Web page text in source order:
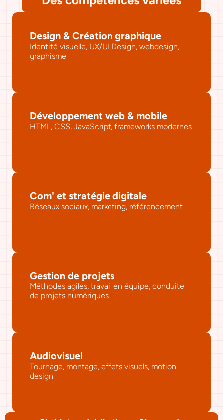
Design & Création graphique
Identité visuelle, UX/UI Design, webdesign,
graphisme
Développement web & mobile
HTML, CSS, JavaScript, frameworks modernes
Com' et stratégie digitale
Réseaux sociaux, marketing, référencement
Gestion de projets
Méthodes agiles, travail en équipe, conduite
de projets numériques
Audiovisuel
Tournage, montage, effets visuels, motion
design